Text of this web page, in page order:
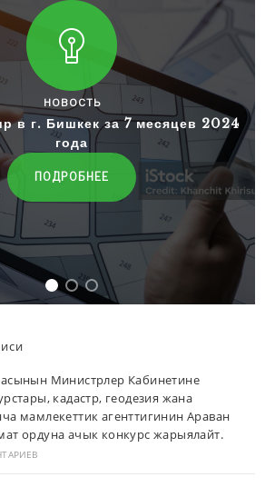
НОВОСТЬ
в г. Бишкек за 7 месяцев 2024
года
ПОДРОБНЕЕ
Министрлер Кабинетине
кадастр, геодезия жана
мамлекеттик агенттигинин Араван
ордуна ачык конкурс жарыялайт.